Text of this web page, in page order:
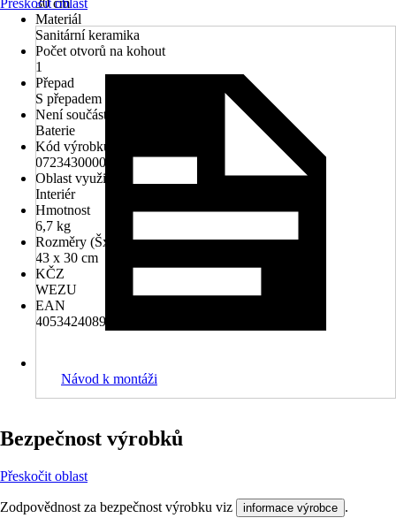
30 cm
Materiál
Sanitární keramika
Počet otvorů na kohout
1
Přepad
S přepadem
Není součástí balení
Baterie
Kód výrobku
0723430000
Oblast využití
Interiér
Hmotnost
6,7 kg
Rozměry (ŠxH)
43 x 30 cm
KČZ
WEZU
EAN
4053424089461
Přeskočit oblast
Návod k montáži
Bezpečnost výrobků
Přeskočit oblast
Zodpovědnost za bezpečnost výrobku viz informace výrobce .